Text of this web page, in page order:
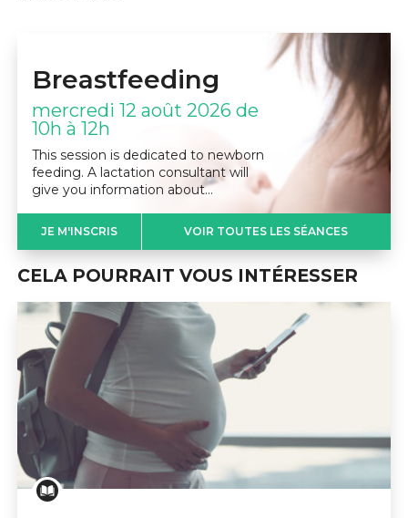
Breastfeeding
mercredi 12 août 2026 de
10h à 12h
This session is dedicated to newborn
feeding. A lactation consultant will
give you information about…
JE M'INSCRIS VOIR TOUTES LES SÉANCES
CELA POURRAIT VOUS INTÉRESSER